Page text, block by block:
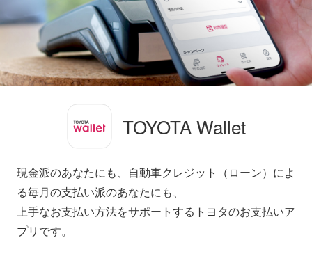
TOYOTA Wallet
現金派のあなたにも、自動車クレジット（ローン）によ
る毎月の支払い派のあなたにも、
上手なお支払い方法をサポートするトヨタのお支払いア
プリです。